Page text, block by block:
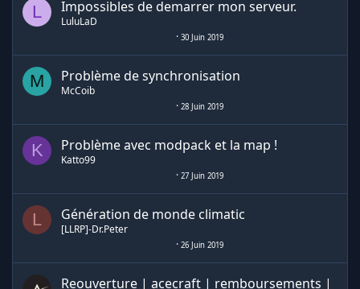
L Impossibles de demarrer mon serveur.
LuluLaD
30 Juin 2019
M Problème de synchronisation
McCoib
28 Juin 2019
K Problème avec modpack et la map !
Katto99
27 Juin 2019
L Génération de monde climatic
[LLRP]-Dr.Peter
26 Juin 2019
Reouverture | acecraft | remboursements |